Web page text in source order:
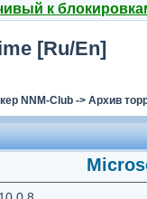
к
[Ru/En]
NNM-Club -> Архив